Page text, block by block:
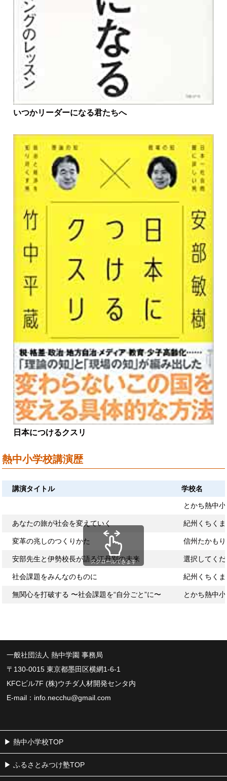
いつかリーダーになる君たちへ
日本につけるクスリ
熱中小学校講演歴
講演タイトル 学校名
とかち熱中
あなたの旅が社会を変えていく 紀州くちく
変革の兆しのつくりかた 信州たかも
安部先生と伊勢校長が語る江丹別の未来 選択してく
社会課題をみんなのものに 紀州くちく
無関心を打破する 〜社会課題を“自分ごと”に〜 とかち熱中
スクロールできます
一般社団法人 熱中学園 事務局
〒130-0015 東京都墨田区横網1-6-1
KFCビル7F (株)ウチダ人材開発センタ内
E-mail： info.necchu@gmail.com
熱中小学校TOP
ふるさとみつけ塾TOP